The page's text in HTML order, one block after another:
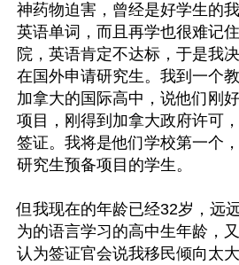
神药物迫害，曾经是好学生的
英语单词，而且再学也很难记
院，英语肯定不达标，于是我
在国外申请研究生。我到一个
加拿大的国际高中，说他们刚
项目，刚得到加拿大政府许可
签证。我将是他们学校第一个
研究生预备项目的学生。
但我现在的年龄已经32岁，远
为的语言学习的高中生年龄，
认为签证官会说我移民倾向太